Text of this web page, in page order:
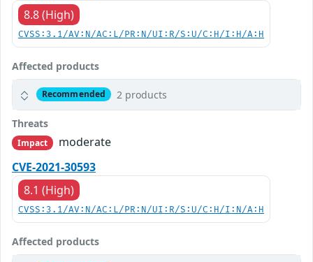
8.8 (High)
CVSS:3.1/AV:N/AC:L/PR:N/UI:R/S:U/C:H/I:H/A:H
Affected products
Recommended 2 products
Threats
Impact
moderate
CVE-2021-30593
8.1 (High)
CVSS:3.1/AV:N/AC:L/PR:N/UI:R/S:U/C:H/I:N/A:H
Affected products